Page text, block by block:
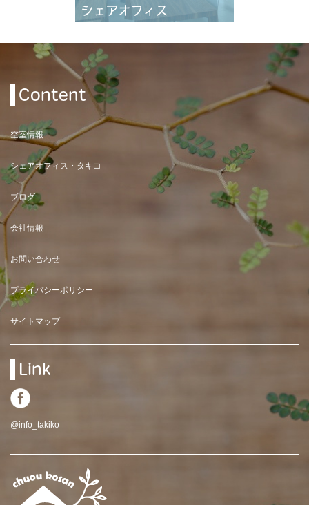
Content
空室情報
シェアオフィス・タキコ
ブログ
会社情報
お問い合わせ
プライバシーポリシー
サイトマップ
Link
@info_takiko